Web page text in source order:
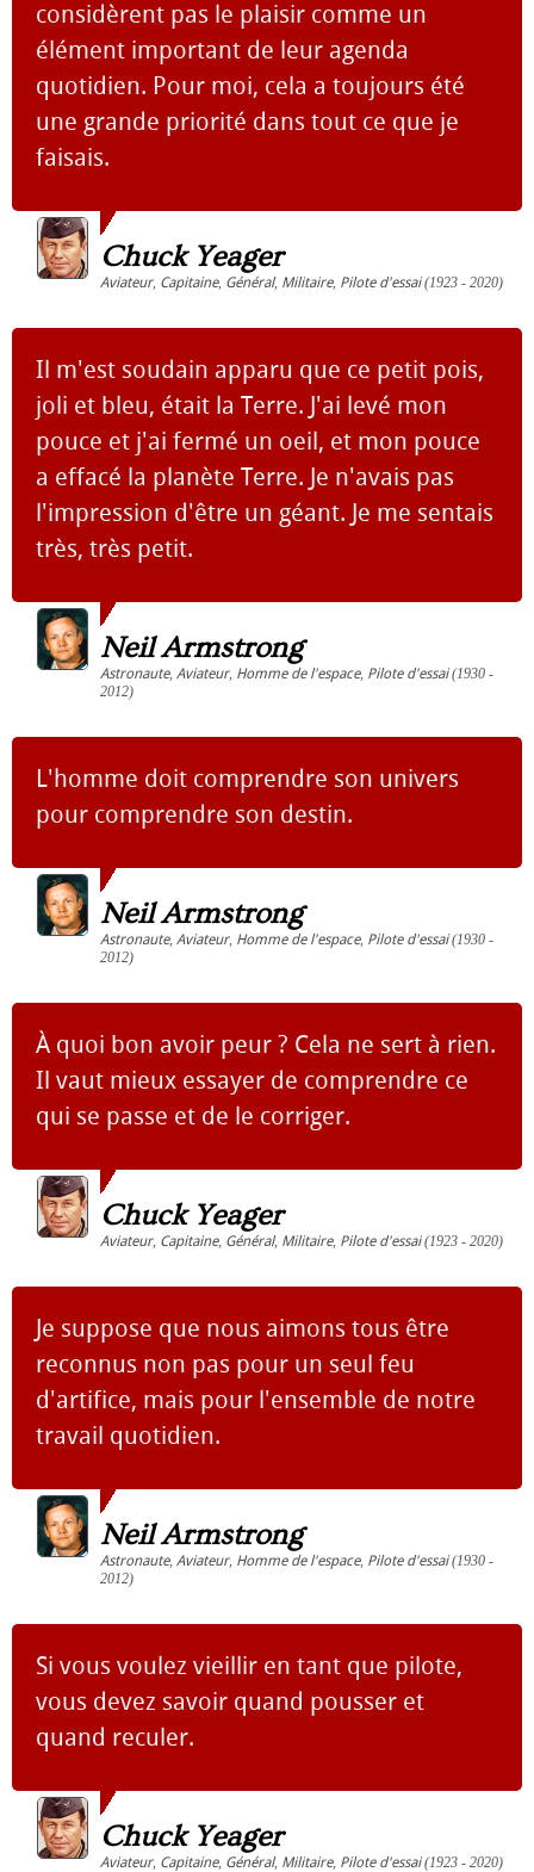
considèrent pas le plaisir comme un
élément important de leur agenda
quotidien. Pour moi, cela a toujours été
une grande priorité dans tout ce que je
faisais.
Chuck Yeager
Aviateur, Capitaine, Général, Militaire, Pilote d'essai(1923 - 2020)
Il m'est soudain apparu que ce petit pois,
joli et bleu, était la Terre. J'ai levé mon
pouce et j'ai fermé un oeil, et mon pouce
a effacé la planète Terre. Je n'avais pas
l'impression d'être un géant. Je me sentais
très, très petit.
Neil Armstrong
Astronaute, Aviateur, Homme de l'espace, Pilote d'essai(1930 -
2012)
L'homme doit comprendre son univers
pour comprendre son destin.
Neil Armstrong
Astronaute, Aviateur, Homme de l'espace, Pilote d'essai(1930 -
2012)
À quoi bon avoir peur ? Cela ne sert à rien.
Il vaut mieux essayer de comprendre ce
qui se passe et de le corriger.
Chuck Yeager
Aviateur, Capitaine, Général, Militaire, Pilote d'essai(1923 - 2020)
Je suppose que nous aimons tous être
reconnus non pas pour un seul feu
d'artifice, mais pour l'ensemble de notre
travail quotidien.
Neil Armstrong
Astronaute, Aviateur, Homme de l'espace, Pilote d'essai(1930 -
2012)
Si vous voulez vieillir en tant que pilote,
vous devez savoir quand pousser et
quand reculer.
Chuck Yeager
Aviateur, Capitaine, Général, Militaire, Pilote d'essai(1923 - 2020)